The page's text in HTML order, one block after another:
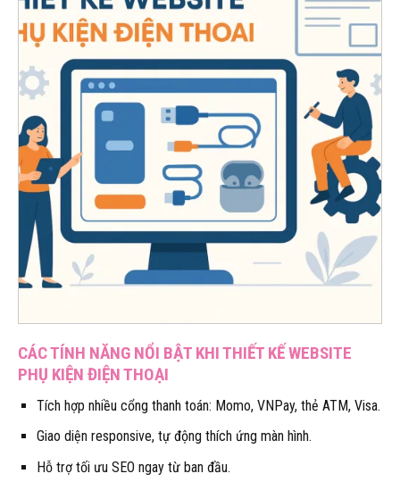
CÁC TÍNH NĂNG NỔI BẬT KHI THIẾT KẾ WEBSITE
PHỤ KIỆN ĐIỆN THOẠI
Tích hợp nhiều cổng thanh toán: Momo, VNPay, thẻ ATM, Visa.
Giao diện responsive, tự động thích ứng màn hình.
Hỗ trợ tối ưu SEO ngay từ ban đầu.